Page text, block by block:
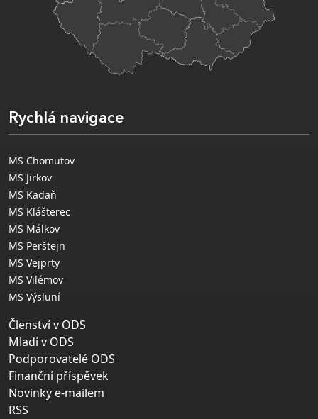
Rychlá navigace
MS Chomutov
MS Jirkov
MS Kadaň
MS Klášterec
MS Málkov
MS Perštejn
MS Vejprty
MS Vilémov
MS Výsluní
Členství v ODS
Mladí v ODS
Podporovatelé ODS
Finanční příspěvek
Novinky e-mailem
RSS